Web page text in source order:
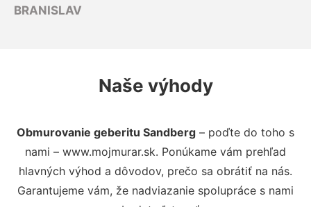
BRANISLAV
Naše výhody
Obmurovanie geberitu Sandberg – poďte do toho s
nami – www.mojmurar.sk. Ponúkame vám prehľad
hlavných výhod a dôvodov, prečo sa obrátiť na nás.
Garantujeme vám, že nadviazanie spolupráce s nami